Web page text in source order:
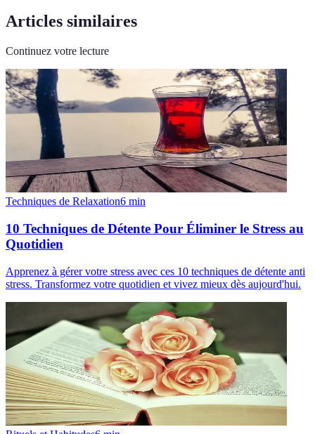
Articles similaires
Continuez votre lecture
Techniques de Relaxation6 min
10 Techniques de Détente Pour Éliminer le Stress au
Quotidien
Apprenez à gérer votre stress avec ces 10 techniques de détente anti
stress. Transformez votre quotidien et vivez mieux dès aujourd'hui.